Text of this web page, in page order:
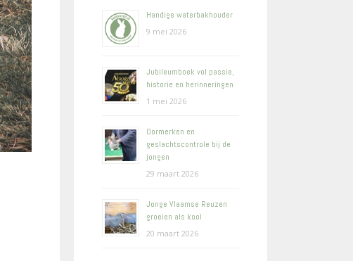
Handige waterbakhouder
9 mei 2026
Jubileumboek vol passie,
historie en herinneringen
1 mei 2026
Oormerken en
geslachtscontrole bij de
jongen
29 maart 2026
Jonge Vlaamse Reuzen
groeien als kool
20 maart 2026